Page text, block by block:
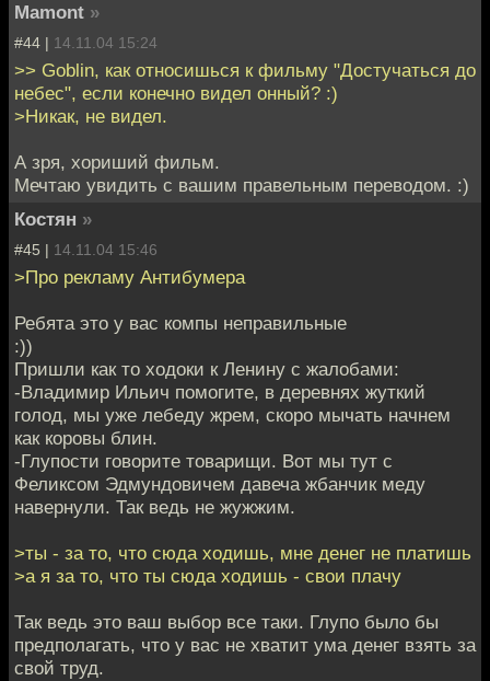
Mamont »
#44 | 14.11.04 15:24
>> Goblin, как относишься к фильму "Достучаться до
небес", если конечно видел онный? :)
>Никак, не видел.
А зря, хориший фильм.
Мечтаю увидить с вашим правельным переводом. :)
Костян »
#45 | 14.11.04 15:46
>Про рекламу Антибумера
Ребята это у вас компы неправильные
:))
Пришли как то ходоки к Ленину с жалобами:
-Владимир Ильич помогите, в деревнях жуткий
голод, мы уже лебеду жрем, скоро мычать начнем
как коровы блин.
-Глупости говорите товарищи. Вот мы тут с
Феликсом Эдмундовичем давеча жбанчик меду
навернули. Так ведь не жужжим.
>ты - за то, что сюда ходишь, мне денег не платишь
>а я за то, что ты сюда ходишь - свои плачу
Так ведь это ваш выбор все таки. Глупо было бы
предполагать, что у вас не хватит ума денег взять за
свой труд.